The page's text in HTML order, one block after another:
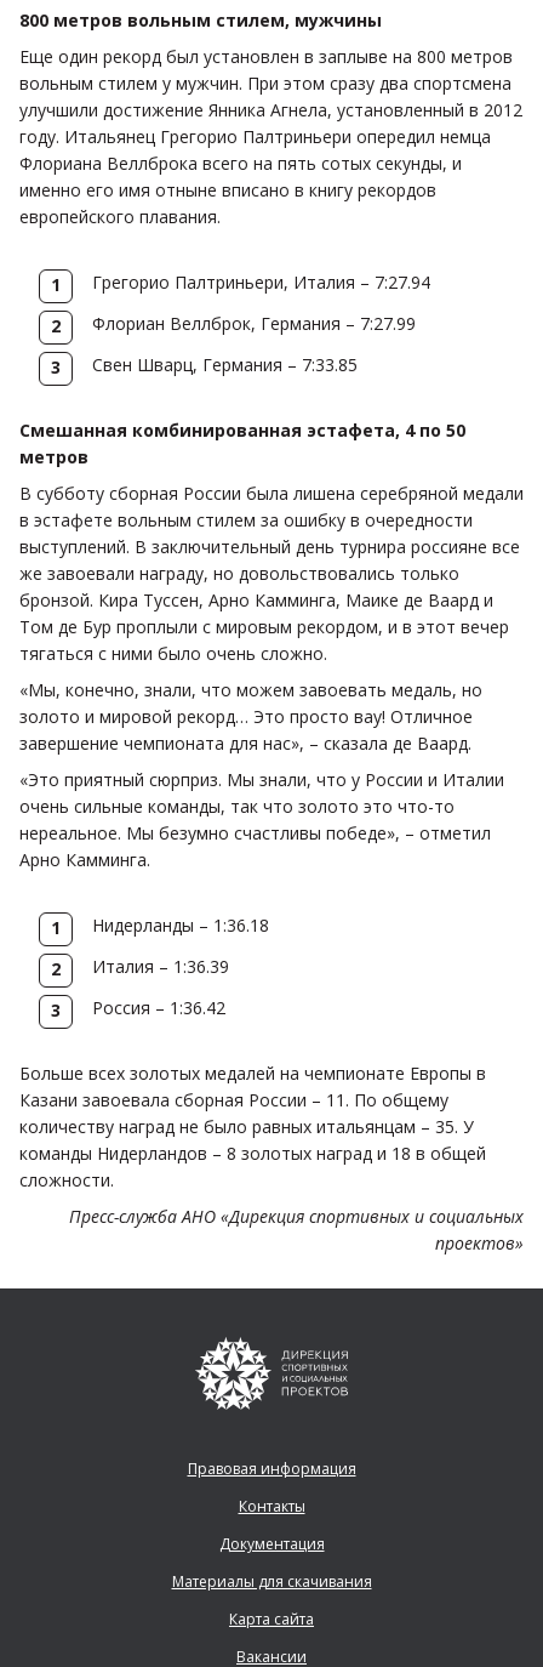
800 метров вольным стилем, мужчины
Еще один рекорд был установлен в заплыве на 800 метров
вольным стилем у мужчин. При этом сразу два спортсмена
улучшили достижение Янника Агнела, установленный в 2012
году. Итальянец Грегорио Палтриньери опередил немца
Флориана Веллброка всего на пять сотых секунды, и
именно его имя отныне вписано в книгу рекордов
европейского плавания.
Грегорио Палтриньери, Италия – 7:27.94
Флориан Веллброк, Германия – 7:27.99
Свен Шварц, Германия – 7:33.85
Смешанная комбинированная эстафета, 4 по 50
метров
В субботу сборная России была лишена серебряной медали
в эстафете вольным стилем за ошибку в очередности
выступлений. В заключительный день турнира россияне все
же завоевали награду, но довольствовались только
бронзой. Кира Туссен, Арно Камминга, Маике де Ваард и
Том де Бур проплыли с мировым рекордом, и в этот вечер
тягаться с ними было очень сложно.
«Мы, конечно, знали, что можем завоевать медаль, но
золото и мировой рекорд… Это просто вау! Отличное
завершение чемпионата для нас», – сказала де Ваард.
«Это приятный сюрприз. Мы знали, что у России и Италии
очень сильные команды, так что золото это что-то
нереальное. Мы безумно счастливы победе», – отметил
Арно Камминга.
Нидерланды – 1:36.18
Италия – 1:36.39
Россия – 1:36.42
Больше всех золотых медалей на чемпионате Европы в
Казани завоевала сборная России – 11. По общему
количеству наград не было равных итальянцам – 35. У
команды Нидерландов – 8 золотых наград и 18 в общей
сложности.
Пресс-служба АНО «Дирекция спортивных и социальных
проектов»
Правовая информация
Контакты
Документация
Материалы для скачивания
Карта сайта
Вакансии